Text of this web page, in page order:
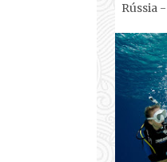
Rússia